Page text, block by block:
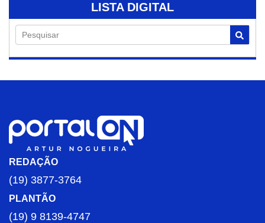
LISTA DIGITAL
Pesquisar
REDAÇÃO
(19) 3877-3764
PLANTÃO
(19) 9 8139-4747